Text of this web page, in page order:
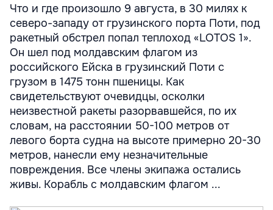
Что и где произошло 9 августа, в 30 милях к
северо-западу от грузинского порта Поти, под
ракетный обстрел попал теплоход «LOTOS 1».
Он шел под молдавским флагом из
российского Ейска в грузинский Поти с
грузом в 1475 тонн пшеницы. Как
свидетельствуют очевидцы, осколки
неизвестной ракеты разорвавшейся, по их
словам, на расстоянии 50-100 метров от
левого борта судна на высоте примерно 20-30
метров, нанесли ему незначительные
повреждения. Все члены экипажа остались
живы. Корабль с молдавским флагом ...